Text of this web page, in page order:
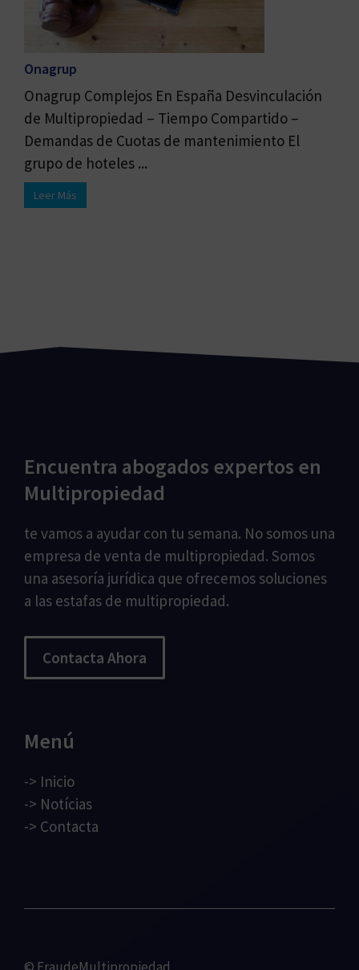
Onagrup
Onagrup Complejos En España Desvinculación
de Multipropiedad – Tiempo Compartido –
Demandas de Cuotas de mantenimiento El
grupo de hoteles ...
Leer Más
Encuentra abogados expertos en
Multipropiedad
te vamos a ayudar con tu semana. No somos una
empresa de venta de multipropiedad. Somos
una asesoría jurídica que ofrecemos soluciones
a las estafas de multipropiedad.
Contacta Ahora
Menú
-> Inicio
-> Notícias
-> Contacta